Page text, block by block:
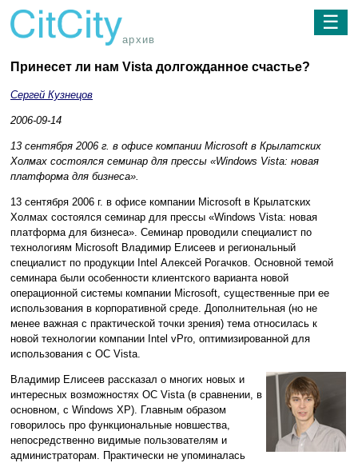
архив
☰
Принесет ли нам Vista долгожданное счастье?
Сергей Кузнецов
2006-09-14
13 сентября 2006 г. в офисе компании Microsoft в Крылатских
Холмах состоялся семинар для прессы «Windows Vista: новая
платформа для бизнеса».
13 сентября 2006 г. в офисе компании Microsoft в Крылатских
Холмах состоялся семинар для прессы «Windows Vista: новая
платформа для бизнеса». Семинар проводили специалист по
технологиям Microsoft Владимир Елисеев и региональный
специалист по продукции Intel Алексей Рогачков. Основной темой
семинара были особенности клиентского варианта новой
операционной системы компании Microsoft, существенные при ее
использования в корпоративной среде. Дополнительная (но не
менее важная с практической точки зрения) тема относилась к
новой технологии компании Intel vPro, оптимизированной для
использования с ОС Vista.
Владимир Елисеев рассказал о многих новых и
интересных возможностях ОС Vista (в сравнении, в
основном, с Windows XP). Главным образом
говорилось про функциональные новшества,
непосредственно видимые пользователям и
администраторам. Практически не упоминалась